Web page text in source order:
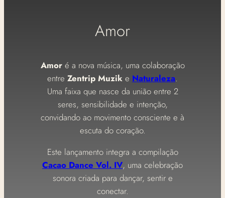
Amor
Amoré a nova música, uma colaboração
entre Zentrip Muzik e Naturaleza.
Uma faixa que nasce da união entre 2
seres, sensibilidade e intenção,
convidando ao movimento consciente e à
escuta do coração.
Este lançamento integra a compilação
Cacao Dance Vol. IV, uma celebração
sonora criada para dançar, sentir e
conectar.